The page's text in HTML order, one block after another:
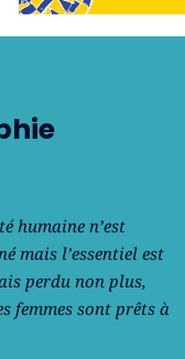
humaine n’est
mais l’essentiel est
perdu non plus,
femmes sont prêts à